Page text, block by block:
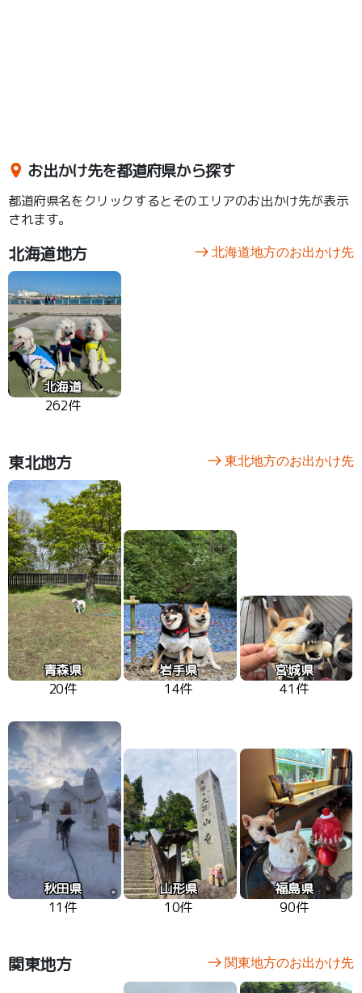
お出かけ先を都道府県から探す
都道府県名をクリックするとそのエリアのお出かけ先が表示
されます。
北海道地方 北海道地方のお出かけ先
北海道
262件
東北地方 東北地方のお出かけ先
青森県
20件
岩手県
14件
宮城県
41件
秋田県
11件
山形県
10件
福島県
90件
関東地方 関東地方のお出かけ先